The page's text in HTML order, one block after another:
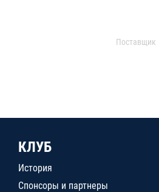
Поставщик
КЛУБ
История
Спонсоры и партнеры